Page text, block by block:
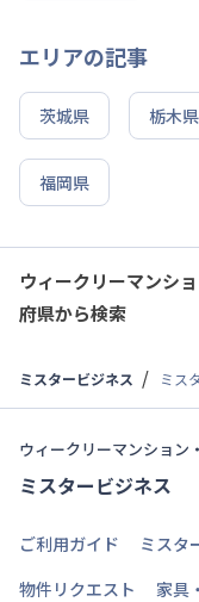
エリアの記事
茨城県 栃木県
福岡県
ウィークリーマンシ
府県から検索
ミスタービジネス ミス
ウィークリーマンション
ミスタービジネス
ご利用ガイド
ミスタ
物件リクエスト
家具